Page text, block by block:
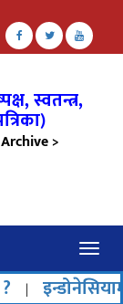
स्वतन्त्र,
>
समुद्रको